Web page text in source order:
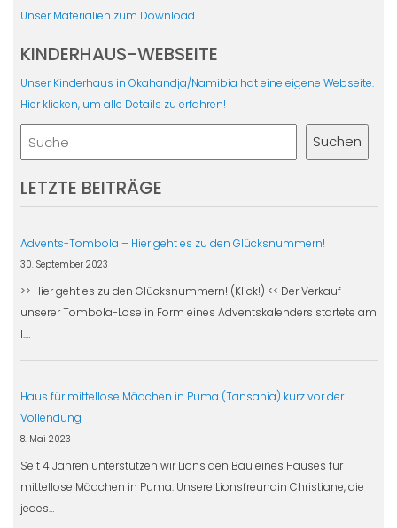
Unser Materialien zum Download
KINDERHAUS-WEBSEITE
Unser Kinderhaus in Okahandja/Namibia hat eine eigene Webseite.
Hier klicken, um alle Details zu erfahren!
Suchen
LETZTE BEITRÄGE
Advents-Tombola – Hier geht es zu den Glücksnummern!
30. September 2023
>> Hier geht es zu den Glücksnummern! (Klick!) << Der Verkauf
unserer Tombola-Lose in Form eines Adventskalenders startete am
1.…
Haus für mittellose Mädchen in Puma (Tansania) kurz vor der
Vollendung
8. Mai 2023
Seit 4 Jahren unterstützen wir Lions den Bau eines Hauses für
mittellose Mädchen in Puma. Unsere Lionsfreundin Christiane, die
jedes…